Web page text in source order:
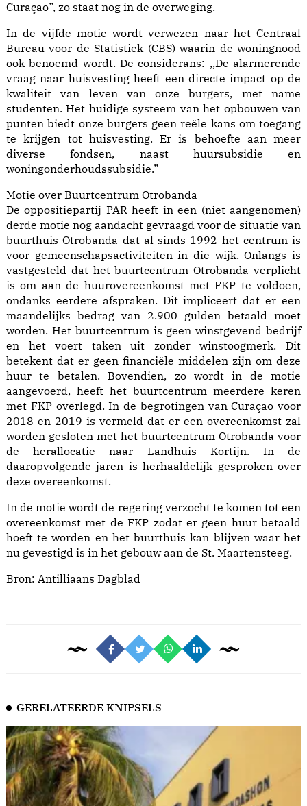
Curaçao”, zo staat nog in de overweging.
In de vijfde motie wordt verwezen naar het Centraal
Bureau voor de Statistiek (CBS) waarin de woningnood
ook benoemd wordt. De considerans: ,,De alarmerende
vraag naar huisvesting heeft een directe impact op de
kwaliteit van leven van onze burgers, met name
studenten. Het huidige systeem van het opbouwen van
punten biedt onze burgers geen reële kans om toegang
te krijgen tot huisvesting. Er is behoefte aan meer
diverse fondsen, naast huursubsidie en
woningonderhoudssubsidie.”
Motie over Buurtcentrum Otrobanda
De oppositiepartij PAR heeft in een (niet aangenomen)
derde motie nog aandacht gevraagd voor de situatie van
buurthuis Otrobanda dat al sinds 1992 het centrum is
voor gemeenschapsactiviteiten in die wijk. Onlangs is
vastgesteld dat het buurtcentrum Otrobanda verplicht
is om aan de huurovereenkomst met FKP te voldoen,
ondanks eerdere afspraken. Dit impliceert dat er een
maandelijks bedrag van 2.900 gulden betaald moet
worden. Het buurtcentrum is geen winstgevend bedrijf
en het voert taken uit zonder winstoogmerk. Dit
betekent dat er geen financiële middelen zijn om deze
huur te betalen. Bovendien, zo wordt in de motie
aangevoerd, heeft het buurtcentrum meerdere keren
met FKP overlegd. In de begrotingen van Curaçao voor
2018 en 2019 is vermeld dat er een overeenkomst zal
worden gesloten met het buurtcentrum Otrobanda voor
de herallocatie naar Landhuis Kortijn. In de
daaropvolgende jaren is herhaaldelijk gesproken over
deze overeenkomst.
In de motie wordt de regering verzocht te komen tot een
overeenkomst met de FKP zodat er geen huur betaald
hoeft te worden en het buurthuis kan blijven waar het
nu gevestigd is in het gebouw aan de St. Maartensteeg.
Bron: Antilliaans Dagblad
GERELATEERDE KNIPSELS